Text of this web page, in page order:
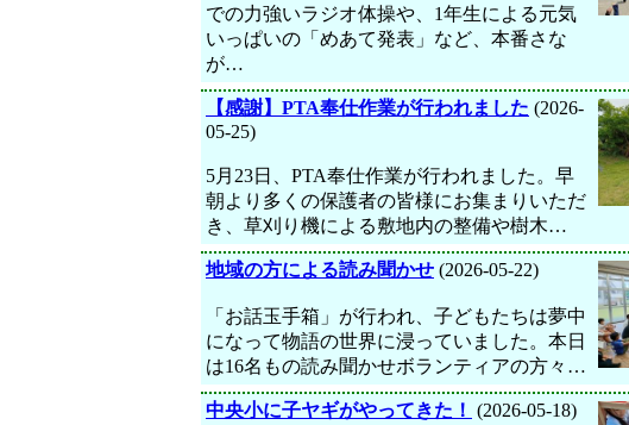
での力強いラジオ体操や、1年生による元気
いっぱいの「めあて発表」など、本番さな
が…
【感謝】PTA奉仕作業が行われました (2026-
05-25)
5月23日、PTA奉仕作業が行われました。早
朝より多くの保護者の皆様にお集まりいただ
き、草刈り機による敷地内の整備や樹木…
地域の方による読み聞かせ (2026-05-22)
「お話玉手箱」が行われ、子どもたちは夢中
になって物語の世界に浸っていました。本日
は16名もの読み聞かせボランティアの方々…
中央小に子ヤギがやってきた！ (2026-05-18)